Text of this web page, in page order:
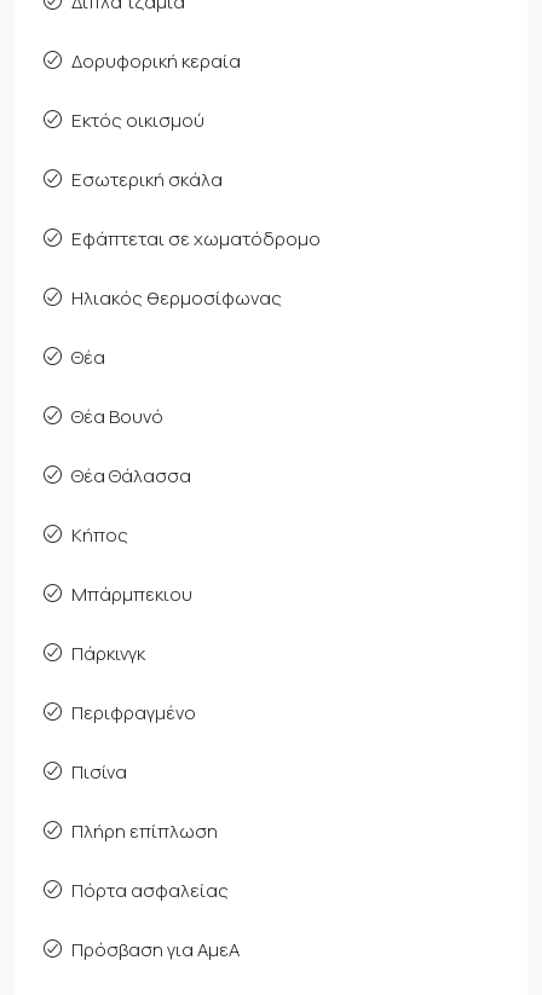
Δορυφορική κεραία
Εκτός οικισμού
Εσωτερική σκάλα
Εφάπτεται σε χωματόδρομο
Ηλιακός θερμοσίφωνας
Θέα
Θέα Βουνό
Θέα Θάλασσα
Κήπος
Μπάρμπεκιου
Πάρκινγκ
Περιφραγμένο
Πισίνα
Πλήρη επίπλωση
Πόρτα ασφαλείας
Πρόσβαση για ΑμεΑ